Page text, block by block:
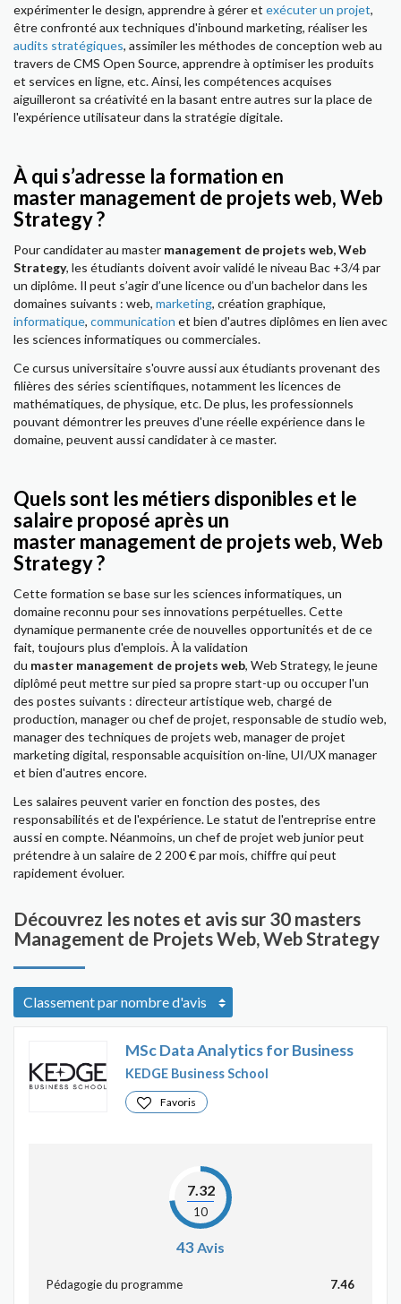
expérimenter le design, apprendre à gérer et exécuter un projet,
être confronté aux techniques d'inbound marketing, réaliser les
audits stratégiques, assimiler les méthodes de conception web au
travers de CMS Open Source, apprendre à optimiser les produits
et services en ligne, etc. Ainsi, les compétences acquises
aiguilleront sa créativité en la basant entre autres sur la place de
l'expérience utilisateur dans la stratégie digitale.
À qui s’adresse la formation en
master management de projets web, Web
Strategy ?
Pour candidater au master management de projets web, Web
Strategy, les étudiants doivent avoir validé le niveau Bac +3/4 par
un diplôme. Il peut s’agir d’une licence ou d’un bachelor dans les
domaines suivants : web, marketing, création graphique,
informatique, communication et bien d'autres diplômes en lien avec
les sciences informatiques ou commerciales.
Ce cursus universitaire s'ouvre aussi aux étudiants provenant des
filières des séries scientifiques, notamment les licences de
mathématiques, de physique, etc. De plus, les professionnels
pouvant démontrer les preuves d'une réelle expérience dans le
domaine, peuvent aussi candidater à ce master.
Quels sont les métiers disponibles et le
salaire proposé après un
master management de projets web, Web
Strategy ?
Cette formation se base sur les sciences informatiques, un
domaine reconnu pour ses innovations perpétuelles. Cette
dynamique permanente crée de nouvelles opportunités et de ce
fait, toujours plus d'emplois. À la validation
du master management de projets web, Web Strategy, le jeune
diplômé peut mettre sur pied sa propre start-up ou occuper l'un
des postes suivants : directeur artistique web, chargé de
production, manager ou chef de projet, responsable de studio web,
manager des techniques de projets web, manager de projet
marketing digital, responsable acquisition on-line, UI/UX manager
et bien d'autres encore.
Les salaires peuvent varier en fonction des postes, des
responsabilités et de l'expérience. Le statut de l'entreprise entre
aussi en compte. Néanmoins, un chef de projet web junior peut
prétendre à un salaire de 2 200 € par mois, chiffre qui peut
rapidement évoluer.
Découvrez les notes et avis sur 30 masters
Management de Projets Web, Web Strategy
MSc Data Analytics for Business
KEDGE Business School
Favoris
7.32
10
43 Avis
Pédagogie du programme 7.46